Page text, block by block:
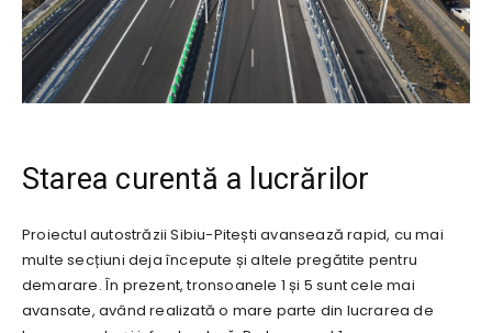
Starea curentă a lucrărilor
Proiectul autostrăzii Sibiu-Pitești avansează rapid, cu mai
multe secțiuni deja începute și altele pregătite pentru
demarare. În prezent, tronsoanele 1 și 5 sunt cele mai
avansate, având realizată o mare parte din lucrarea de